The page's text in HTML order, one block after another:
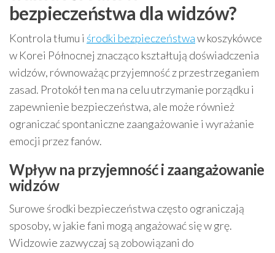
bezpieczeństwa dla widzów?
Kontrola tłumu i środki bezpieczeństwaw koszykówce
w Korei Północnej znacząco kształtują doświadczenia
widzów, równoważąc przyjemność z przestrzeganiem
zasad. Protokół ten ma na celu utrzymanie porządku i
zapewnienie bezpieczeństwa, ale może również
ograniczać spontaniczne zaangażowanie i wyrażanie
emocji przez fanów.
Wpływ na przyjemność i zaangażowanie
widzów
Surowe środki bezpieczeństwa często ograniczają
sposoby, w jakie fani mogą angażować się w grę.
Widzowie zazwyczaj są zobowiązani do